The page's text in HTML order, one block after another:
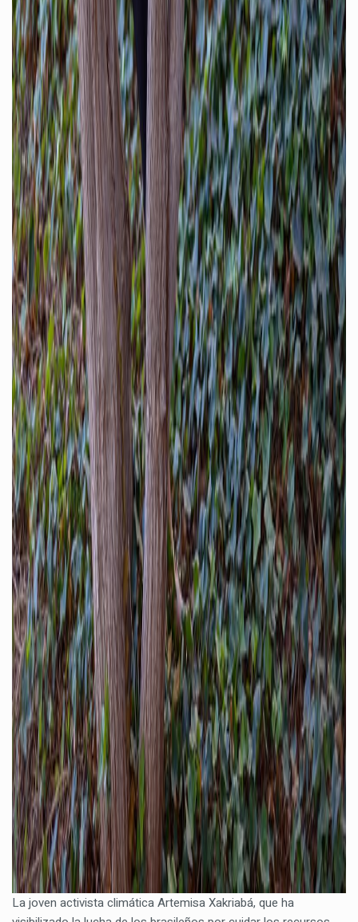
La joven activista climática Artemisa Xakriabá, que ha